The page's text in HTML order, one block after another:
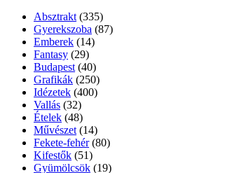
Absztrakt (335)
Gyerekszoba (87)
Emberek (14)
Fantasy (29)
Budapest (40)
Grafikák (250)
Idézetek (400)
Vallás (32)
Ételek (48)
Művészet (14)
Fekete-fehér (80)
Kifestők (51)
Gyümölcsök (19)